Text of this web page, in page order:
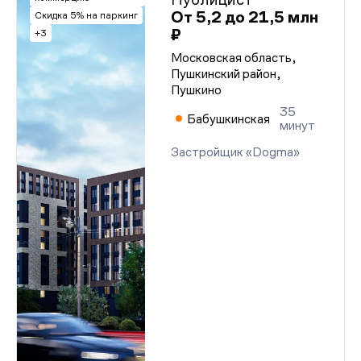
Проектная декларация от 07.05.2025 г. (корп. 1-3)
Проектная декларация от 07.05.2025 г. (корп. 1-3)
Проектная декларация от 07.05.2025 г. (корп. 1-3)
Проектная декларация от 07.05.2025 г. (корп. 1-3)
Проектная декларация от 07.05.2025 г. (корп. 1-3)
Проектная декларация от 07.05.2025 г. (корп. 1-3)
Проектная декларация от 07.05.2025 г. (корп. 1-3)
Проектная декларация от 07.05.2025 г. (корп. 1-3)
Проектная декларация от 07.05.2025 г. (корп. 1-3)
Проектная декларация от 07.05.2025 г. (корп. 1-3)
Проектная декларация от 07.05.2025 г. (корп. 1-3)
Проектная декларация от 07.05.2025 г. (корп. 1-3)
Проектная декларация от 07.05.2025 г. (корп. 1-3)
Проектная декларация от 07.05.2025 г. (корп. 1-3)
Проектная декларация от 07.05.2025 г. (корп. 1-3)
Проектная декларация от 07.05.2025 г. (корп. 1-3)
Проектная декларация от 07.05.2025 г. (корп. 1-3)
Проектная декларация от 07.05.2025 г. (корп. 1-3)
Проектная декларация от 07.05.2025 г. (корп. 1-3)
Проектная декларация от 07.05.2025 г. (корп. 1-3)
Проектная декларация от 07.05.2025 г. (корп. 1-3)
Проектная декларация от 07.05.2025 г. (корп. 1-3)
Проектная декларация от 07.05.2025 г. (корп. 1-3)
Проектная декларация от 07.05.2025 г. (корп. 1-3)
Проектная декларация от 07.05.2025 г. (корп. 1-3)
Проектная декларация от 07.05.2025 г. (корп. 1-3)
Скидка 5% на паркинг
+3
От 5,2 до 21,5 млн
₽
Московская область,
Пушкинский район,
Пушкино
Бабушкинская
35
минут
Застройщик «Dogma»